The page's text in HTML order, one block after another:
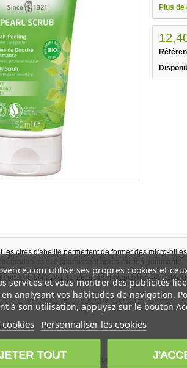
Plus de
les cires d'abeille permettent de former des micro-
et disparaissent après l'action gommante.
ricin et de noyau d'abricot permettent d'hydrater
cosmétiques bio certifiés Natrue
utilise ses propres cookies et
services et vous montrer des publicités
analysant vos habitudes de navigation.
à son utilisation, appuyez sur le bouton
Personnaliser les cookies
TOUT